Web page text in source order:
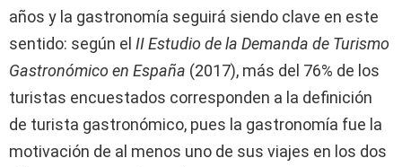
años y la gastronomía seguirá siendo clave en este
sentido: según el II Estudio de la Demanda de Turismo
Gastronómico en España (2017), más del 76% de los
turistas encuestados corresponden a la definición
de turista gastronómico, pues la gastronomía fue la
motivación de al menos uno de sus viajes en los dos